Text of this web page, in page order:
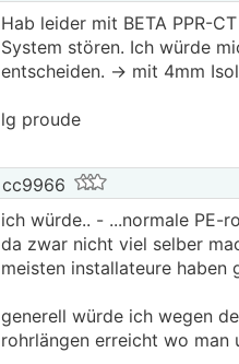
Hab leider mit BETA PPR-
System stören. Ich würde
entscheiden. -> mit 4mm
lg proude
cc9966
ich würde.. - ...normale PE-
da zwar nicht viel selber
meisten installateure haben
generell würde ich wegen
rohrlängen erreicht wo man